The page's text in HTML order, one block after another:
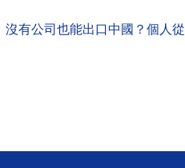
沒有公司也能出口中國？個人